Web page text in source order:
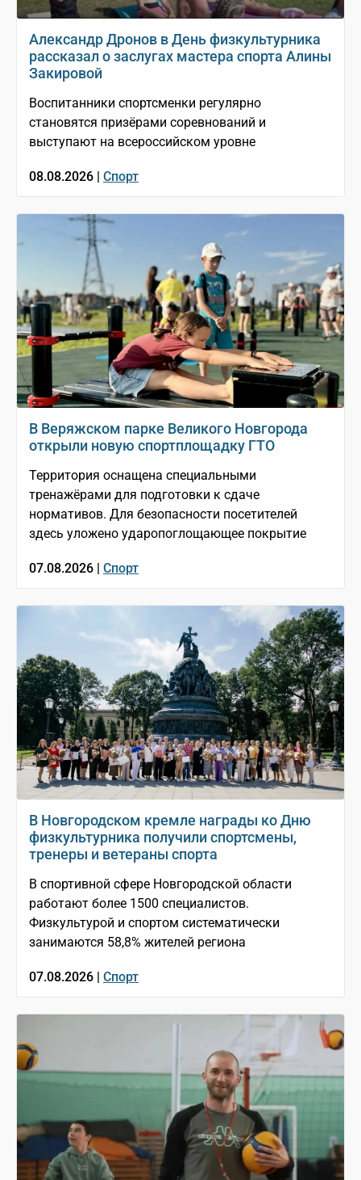
Александр Дронов в День физкультурника
рассказал о заслугах мастера спорта Алины
Закировой
Воспитанники спортсменки регулярно
становятся призёрами соревнований и
выступают на всероссийском уровне
08.08.2026 | Спорт
В Веряжском парке Великого Новгорода
открыли новую спортплощадку ГТО
Территория оснащена специальными
тренажёрами для подготовки к сдаче
нормативов. Для безопасности посетителей
здесь уложено ударопоглощающее покрытие
07.08.2026 | Спорт
В Новгородском кремле награды ко Дню
физкультурника получили спортсмены,
тренеры и ветераны спорта
В спортивной сфере Новгородской области
работают более 1500 специалистов.
Физкультурой и спортом систематически
занимаются 58,8% жителей региона
07.08.2026 | Спорт